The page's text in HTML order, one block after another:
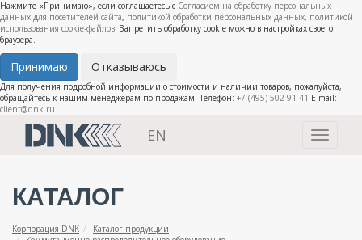
Нажмите «Принимаю», если соглашаетесь с Согласием на обработку персональных
данных для посетителей сайта, политикой обработки персональных данных, политикой
использования cookie-файлов. Запретить обработку cookie можно в настройках своего
браузера.
Принимаю Отказываюсь
Для получения подробной информации о стоимости и наличии товаров, пожалуйста,
обращайтесь к нашим менеджерам по продажам. Телефон: +7 (495) 502-91-41 E-mail:
client@dnk.ru
Toggle
EN
КАТАЛОГ
Корпорация DNK
Каталог продукции